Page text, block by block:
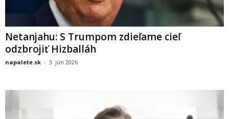
Netanjahu: S Trumpom zdieľame cieľ
odzbrojiť Hizballáh
napalete.sk - 3. jún 2026